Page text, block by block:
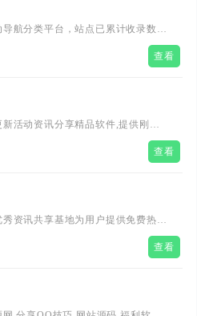
航分类平台，站点已累计收录数千
多上万次的访问点击,满足用户随时
资讯，SEO,随时查阅最全面最权查看
活动资讯分享精品软件,提供刚更
钻,qq等级加速器等。全力打造最全
最简单易用的QQ原创工具,让你在最查看
资讯共享基地为用户提供免费热门
刚更新活动资讯，给用户打造了免
台，保证无病毒、木马插件请大家放
查看